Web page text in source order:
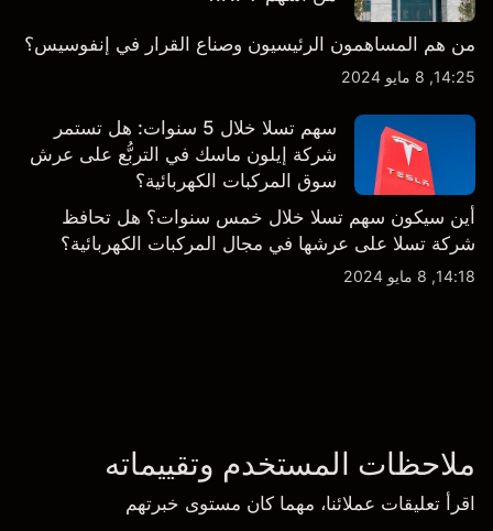
من هم المساهمون الرئيسيون وصناع القرار في إنفوسيس؟
14:25, 8 مايو 2024
سهم تسلا خلال 5 سنوات: هل تستمر
شركة إيلون ماسك في التربُّع على عرش
سوق المركبات الكهربائية؟
أين سيكون سهم تسلا خلال خمس سنوات؟ هل تحافظ
شركة تسلا على عرشها في مجال المركبات الكهربائية؟
14:18, 8 مايو 2024
ملاحظات المستخدم وتقييماته
اقرأ تعليقات عملائنا، مهما كان مستوى خبرتهم